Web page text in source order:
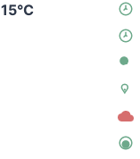
15°C